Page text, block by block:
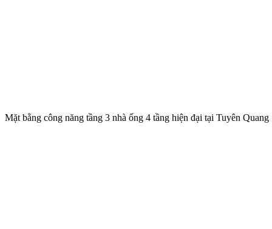
Mặt bằng công năng tầng 3 nhà ống 4 tầng hiện đại tại Tuyên Quang